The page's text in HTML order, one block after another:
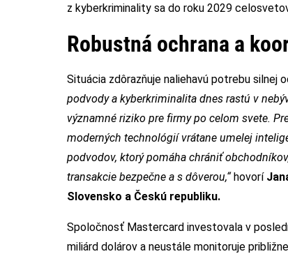
z kyberkriminality sa do roku 2029
Robustná ochrana a
Situácia zdôrazňuje naliehavú potrebu silnej
podvody a kyberkriminalita dnes rastú v
významné riziko pre firmy po celom svete.
moderných technológií vrátane umelej
podvodov, ktorý pomáha chrániť
transakcie bezpečne a s dôverou,“hovorí
Slovensko a Českú republiku.
Spoločnosť Mastercard investovala v
miliárd dolárov a neustále monitoruje